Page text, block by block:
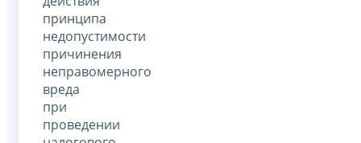
принципа
недопустимости
причинения
неправомерного
вреда
при
проведении